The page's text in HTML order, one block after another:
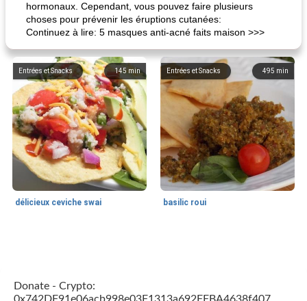
hormonaux. Cependant, vous pouvez faire plusieurs
choses pour prévenir les éruptions cutanées:
Continuez à lire: 5 masques anti-acné faits maison >>>
145 min
Entrées et Snacks
délicieux ceviche swai
495 min
Entrées et Snacks
basilic roui
Donate - Crypto: